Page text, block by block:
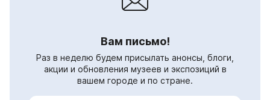
Вам письмо!
Раз в неделю будем присылать анонсы, блоги,
акции и обновления музеев и экспозиций в
вашем городе и по стране.